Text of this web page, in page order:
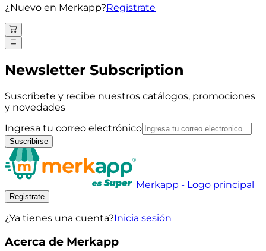
¿Nuevo en Merkapp?Registrate
Newsletter Subscription
Suscríbete y recibe nuestros catálogos, promociones
y novedades
Ingresa tu correo electrónico
Suscribirse
Merkapp - Logo principal
Registrate
¿Ya tienes una cuenta?Inicia sesión
Acerca de Merkapp